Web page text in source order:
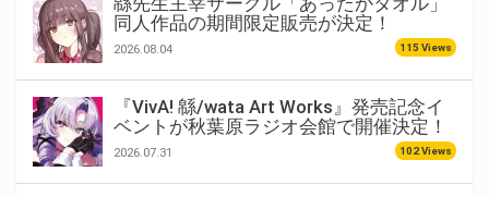
同人作品の期間限定販売が決定！
2026.08.04 115 Views
『VivA! 緜/wata Art Works』発売記念イ
ベントが秋葉原ラジオ会館で開催決定！
2026.07.31 102 Views